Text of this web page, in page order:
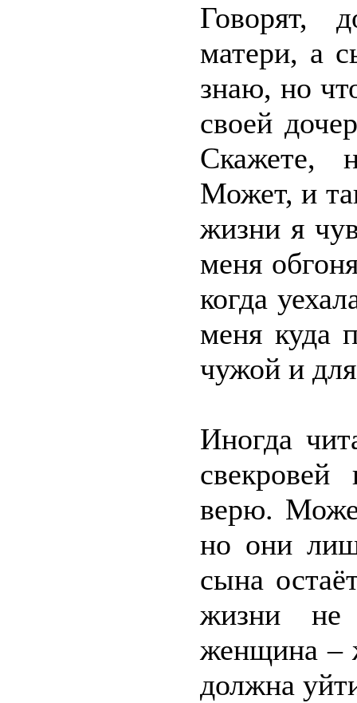
Говорят,
матери, а
знаю, но
своей
Скажете,
Может, и
жизни я
меня
когда
меня куда
чужой и
Иногда
верю.
но они
сына
жизни не
женщина –
должна